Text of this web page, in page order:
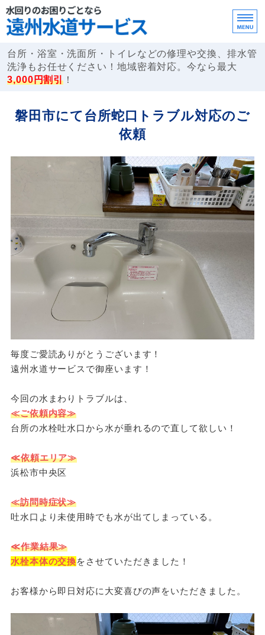
台所・浴室・洗面所・トイレなどの修理や交換、排水管
洗浄もお任せください！地域密着対応。今なら最大
3,000円割引 ！
ご依頼の流れ・FAQ
磐田市にて台所蛇口トラブル対応のご
依頼
毎度ご愛読ありがとうございます！
遠州水道サービスで御座います！
今回の水まわりトラブルは、
≪ご依頼内容≫
台所の水栓吐水口から水が垂れるので直して欲しい！
≪依頼エリア≫
浜松市中央区
≪訪問時症状≫
吐水口より未使用時でも水が出てしまっている。
≪作業結果≫
水栓本体の交換をさせていただきました！
お客様から即日対応に大変喜びの声をいただきました。